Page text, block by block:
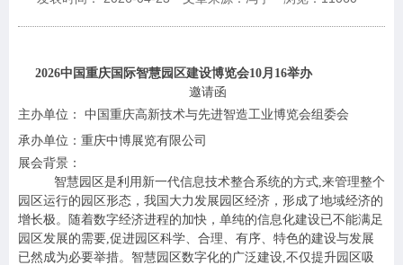
2026中国重庆国际智慧园区建设博览会10月16举办
邀请函
主办单位： 中国重庆高新技术与先进智造工业博览会组委会
承办单位：重庆中博展览有限公司
展会背景：
智慧园区是利用新一代信息技术整合系统的方式,来管理整个
园区运行的园区形态，我国大力发展园区经济，形成了地域经济的
增长极。随着数字经济进程的加快，单纯的信息化建设已不能满足
园区发展的需要,促进园区科学、合理、有序、特色的建设与发展
已然成为必要举措。智慧园区数字化的广泛建设,不仅提升园区吸